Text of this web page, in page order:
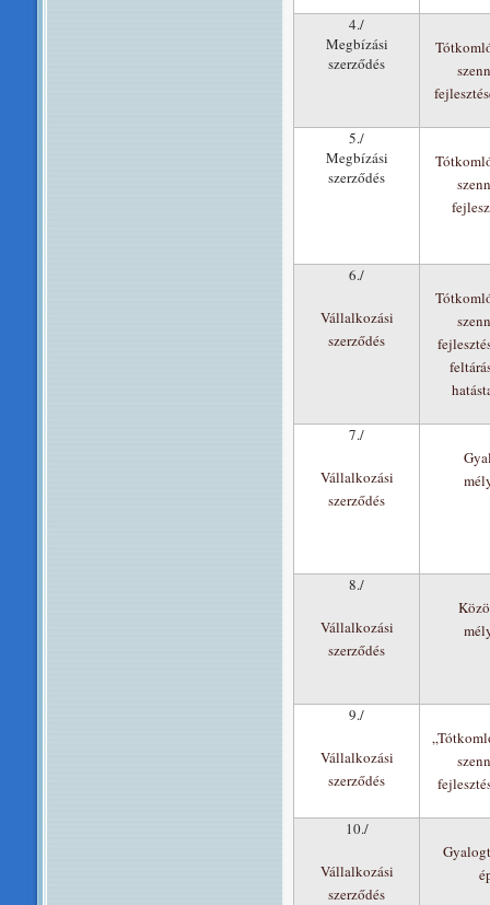
4./
Megbízási
szerződés
5./
Megbízási
szerződés
6./
Vállalkozási
szerződés
7./
Vállalkozási
szerződés
8./
Vállalkozási
szerződés
9./
Vállalkozási
szerződés
10./
Vállalkozási
szerződés